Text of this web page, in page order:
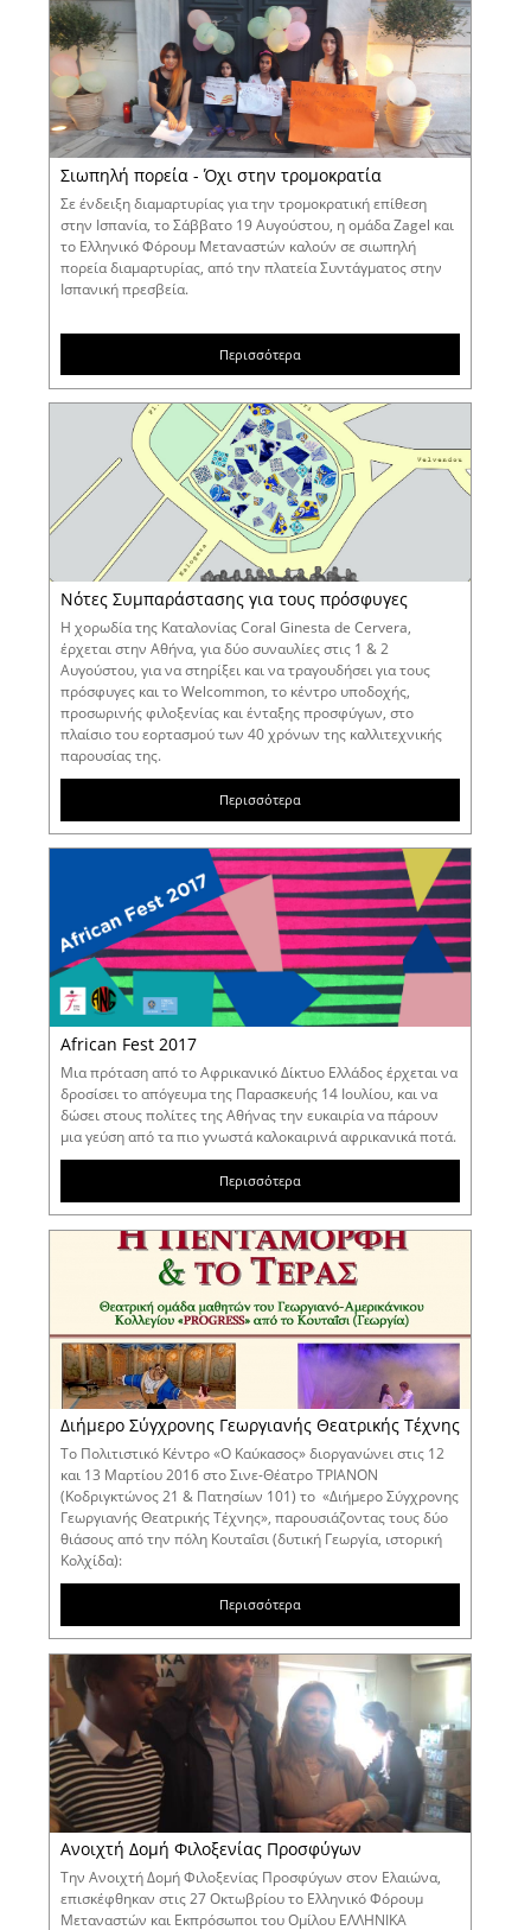
Σιωπηλή πορεία - Όχι στην τρομοκρατία
Σε ένδειξη διαμαρτυρίας για την τρομοκρατική επίθεση
στην Ισπανία, το Σάββατο 19 Αυγούστου, η ομάδα Zagel και
το Ελληνικό Φόρουμ Μεταναστών καλούν σε σιωπηλή
πορεία διαμαρτυρίας, από την πλατεία Συντάγματος στην
Ισπανική πρεσβεία.
Περισσότερα
Νότες Συμπαράστασης για τους πρόσφυγες
Η χορωδία της Καταλονίας Coral Ginesta de Cervera,
έρχεται στην Αθήνα, για δύο συναυλίες στις 1 & 2
Αυγούστου, για να στηρίξει και να τραγουδήσει για τους
πρόσφυγες και το Welcommon, το κέντρο υποδοχής,
προσωρινής φιλοξενίας και ένταξης προσφύγων, στο
πλαίσιο του εορτασμού των 40 χρόνων της καλλιτεχνικής
παρουσίας της.
Περισσότερα
African Fest 2017
Μια πρόταση από το Αφρικανικό Δίκτυο Ελλάδος έρχεται να
δροσίσει το απόγευμα της Παρασκευής 14 Ιουλίου, και να
δώσει στους πολίτες της Αθήνας την ευκαιρία να πάρουν
μια γεύση από τα πιο γνωστά καλοκαιρινά αφρικανικά ποτά.
Περισσότερα
Διήμερο Σύγχρονης Γεωργιανής Θεατρικής Τέχνης
Το Πολιτιστικό Κέντρο «Ο Καύκασος» διοργανώνει στις 12
και 13 Μαρτίου 2016 στο Σινε-Θέατρο ΤΡΙΑΝΟΝ
(Κοδριγκτώνος 21 & Πατησίων 101) το «Διήμερο Σύγχρονης
Γεωργιανής Θεατρικής Τέχνης», παρουσιάζοντας τους δύο
θιάσους από την πόλη Κουταΐσι (δυτική Γεωργία, ιστορική
Κολχί­δα):
Περισσότερα
Ανοιχτή Δομή Φιλοξενίας Προσφύγων
Την Ανοιχτή Δομή Φιλοξενίας Προσφύγων στον Ελαιώνα,
επισκέφθηκαν στις 27 Οκτωβρίου το Ελληνικό Φόρουμ
Μεταναστών και Εκπρόσωποι του Ομίλου ΕΛΛΗΝΙΚΑ